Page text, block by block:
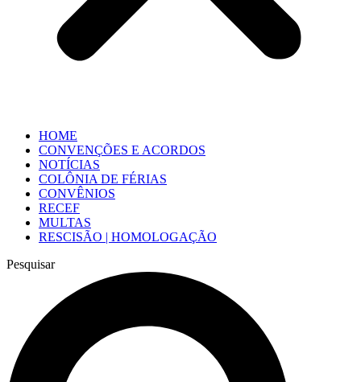
HOME
CONVENÇÕES E ACORDOS
NOTÍCIAS
COLÔNIA DE FÉRIAS
CONVÊNIOS
RECEF
MULTAS
RESCISÃO | HOMOLOGAÇÃO
Pesquisar